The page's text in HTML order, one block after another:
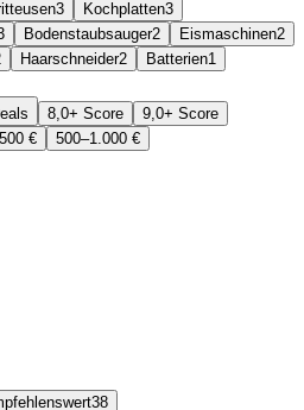
3 Kochplatten3
Bodenstaubsauger2 Eismaschinen2
Haarschneider2 Batterien1
8,0+ Score
9,0+ Score
€
500–1.000 €
38